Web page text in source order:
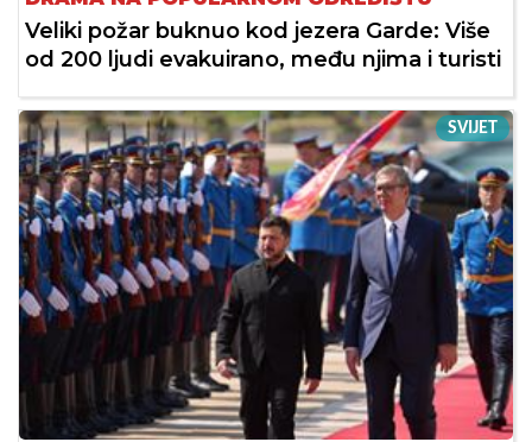
Veliki požar buknuo kod jezera Garde: Više
od 200 ljudi evakuirano, među njima i turisti
SVIJET